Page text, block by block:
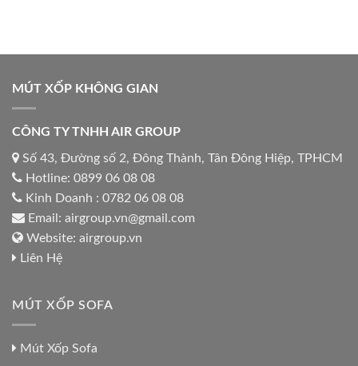
MÚT XỐP KHÔNG GIAN
CÔNG TY TNHH AIR GROUP
Số 43, Đường số 2, Đông Thành, Tân Đông Hiệp, TPHCM
Hotline: 0899 06 08 08
Kinh Doanh : 0782 06 08 08
Email: airgroup.vn@gmail.com
Website: airgroup.vn
Liên Hệ
MÚT XỐP SOFA
Mút Xốp Sofa